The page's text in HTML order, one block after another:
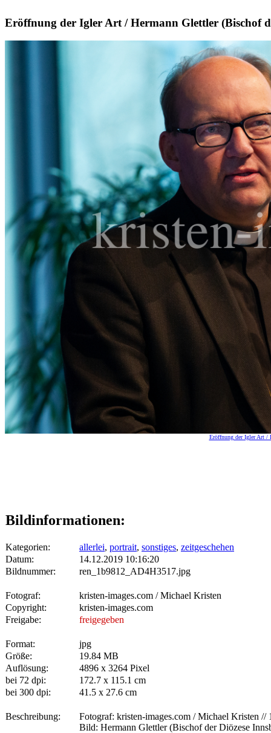
Eröffnung der Igler Art / Hermann Glettler (Bischof
Eröffnung der Igler Art /
Bildinformationen:
Kategorien: allerlei, portrait, sonstiges, zeitgeschehen
Datum:
14.12.2019 10:16:20
Bildnummer:
ren_1b9812_AD4H3517.jpg
Fotograf:
kristen-images.com / Michael Kristen
Copyright:
kristen-images.com
Freigabe:
freigegeben
Format:
jpg
Größe:
19.84 MB
Auflösung:
4896 x 3264 Pixel
bei 72 dpi:
172.7 x 115.1 cm
bei 300 dpi:
41.5 x 27.6 cm
Beschreibung:
Fotograf: kristen-images.com / Michael Kristen
Bild: Hermann Glettler (Bischof der Diözese